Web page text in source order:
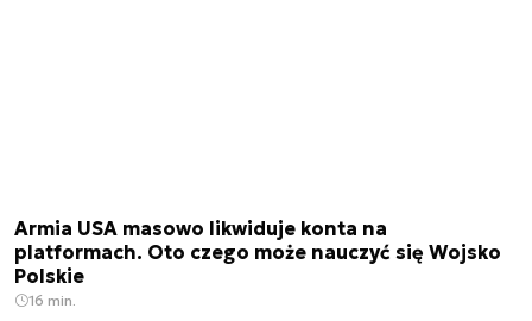
Armia USA masowo likwiduje konta na
platformach. Oto czego może nauczyć się Wojsko
Polskie
16 min.